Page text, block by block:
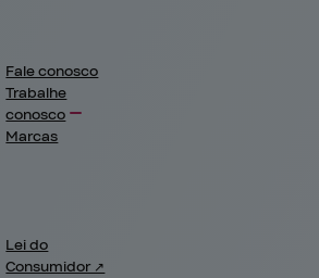
Fale conosco
Trabalhe
conosco
Marcas
Lei do
Consumidor ↗